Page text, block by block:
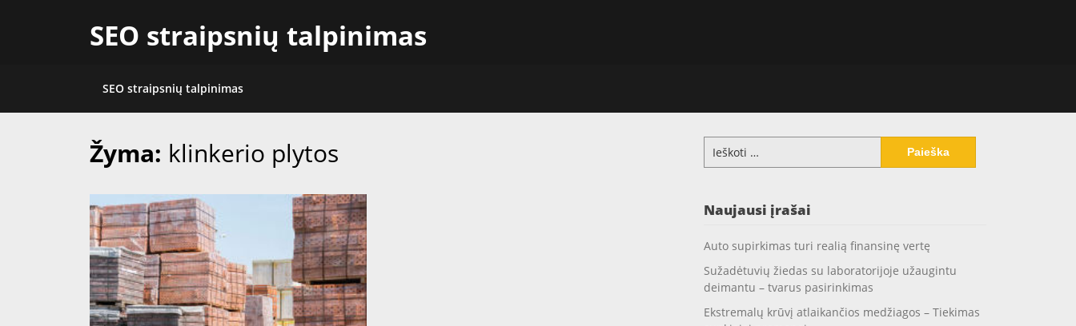
SEO straipsnių talpinimas
SEO straipsnių talpinimas
Žyma: klinkerio plytos Ieškoti:
Naujausi įrašai
Auto supirkimas turi realią finansinę vertę
Sužadėtuvių žiedas su laboratorijoje užaugintu
deimantu – tvarus pasirinkimas
Ekstremalų krūvį atlaikančios medžiagos – Tiekimas